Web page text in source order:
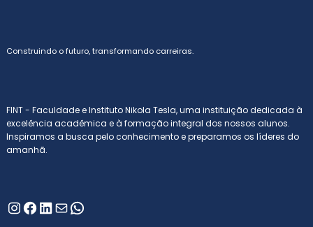
Construindo o futuro, transformando carreiras.
FINT - Faculdade e Instituto Nikola Tesla, uma instituição dedicada à
excelência acadêmica e à formação integral dos nossos alunos.
Inspiramos a busca pelo conhecimento e preparamos os líderes do
amanhã.
Instagram
Facebook
LinkedIn
E-mailWhatsApp